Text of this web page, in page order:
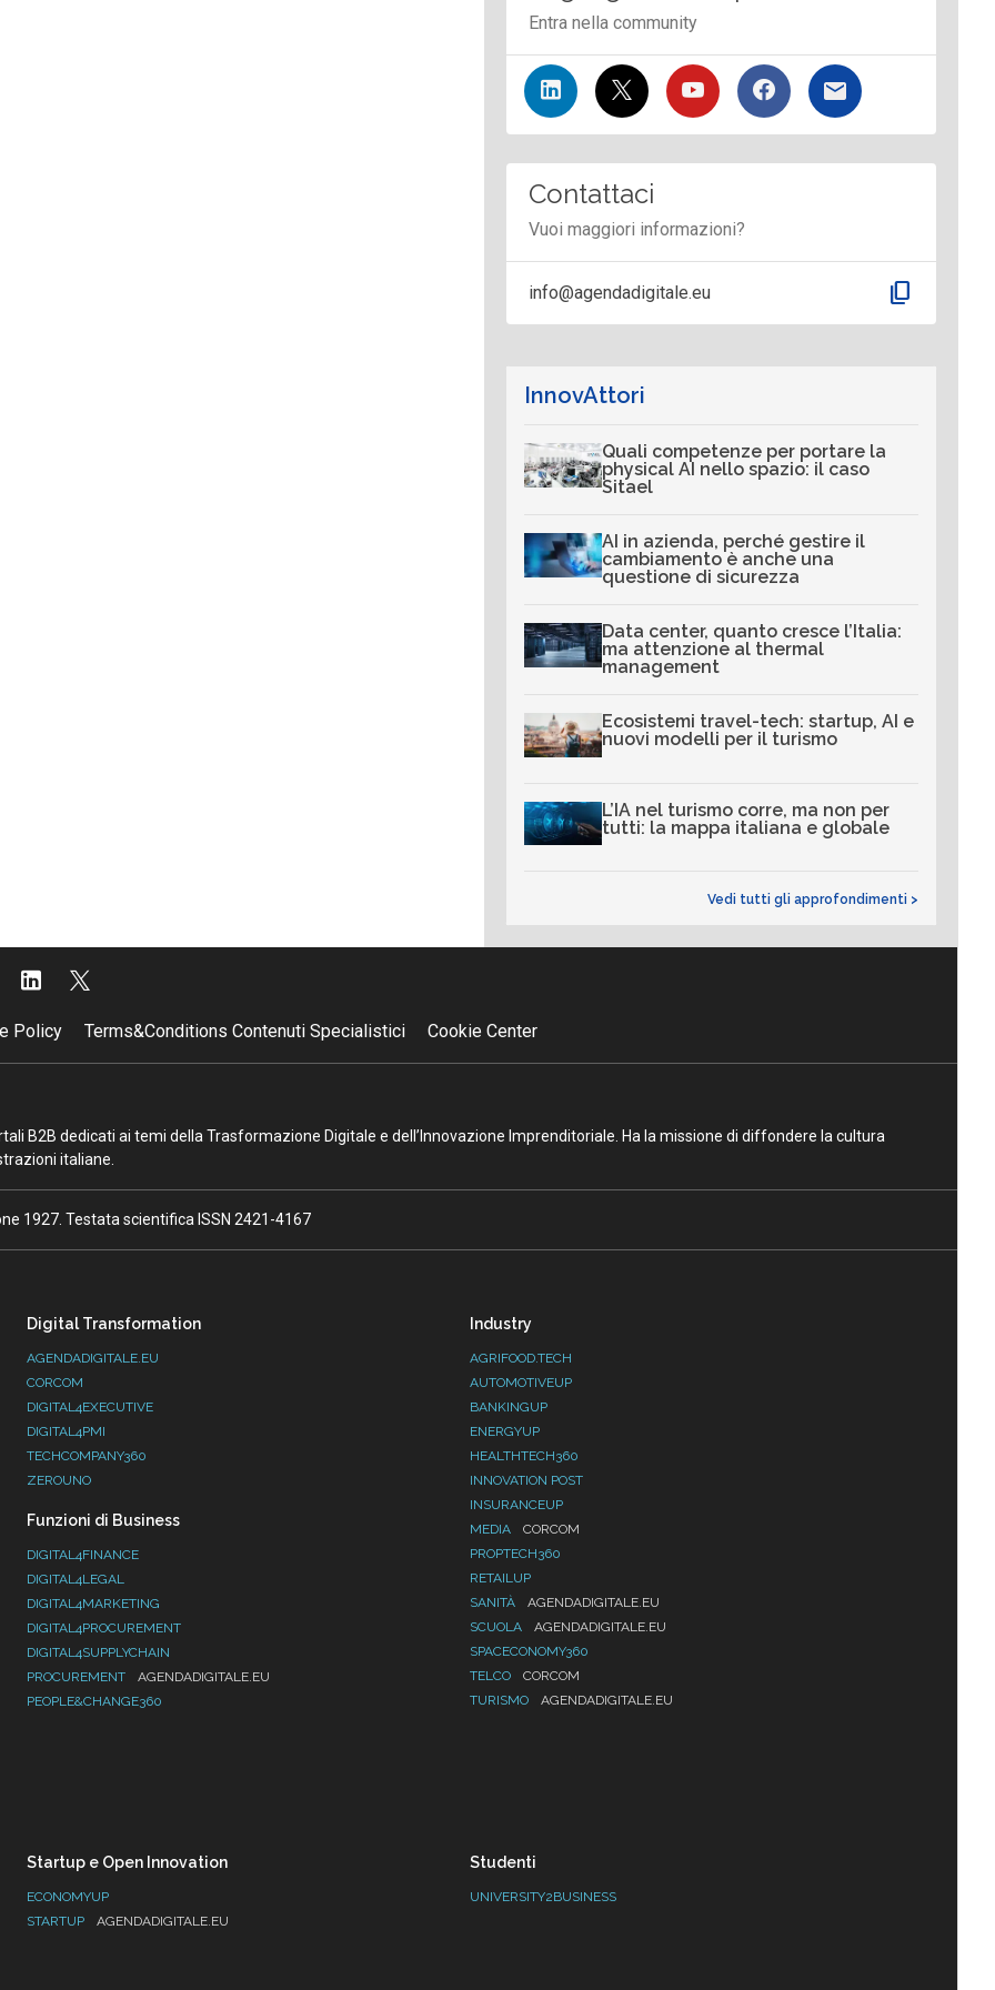
Entra nella community
Contattaci
Vuoi maggiori informazioni?
info@agendadigitale.eu content_copy
InnovAttori
Quali competenze per portare la
physical AI nello spazio: il caso
Sitael
AI in azienda, perché gestire il
cambiamento è anche una
questione di sicurezza
Data center, quanto cresce l’Italia:
ma attenzione al thermal
management
Ecosistemi travel-tech: startup, AI e
nuovi modelli per il turismo
L’IA nel turismo corre, ma non per
tutti: la mappa italiana e globale
Vedi tutti gli approfondimenti >
Policy Terms&Conditions Contenuti Specialistici Cookie Center
B2B dedicati ai temi della Trasformazione Digitale e dell’Innovazione Imprenditoriale. Ha la missione di diffondere la cultura
italiane.
1927. Testata scientifica ISSN 2421-4167
Digital Transformation
AGENDADIGITALE.EU
CORCOM
DIGITAL4EXECUTIVE
DIGITAL4PMI
TECHCOMPANY360
ZEROUNO
Funzioni di Business
DIGITAL4FINANCE
DIGITAL4LEGAL
DIGITAL4MARKETING
DIGITAL4PROCUREMENT
DIGITAL4SUPPLYCHAIN
PROCUREMENT
AGENDADIGITALE.EU
PEOPLE&CHANGE360
Industry
AGRIFOOD.TECH
AUTOMOTIVEUP
BANKINGUP
ENERGYUP
HEALTHTECH360
INNOVATION POST
INSURANCEUP
MEDIA
CORCOM
PROPTECH360
RETAILUP
SANITÀ
AGENDADIGITALE.EU
SCUOLA
AGENDADIGITALE.EU
SPACECONOMY360
TELCO
CORCOM
TURISMO
AGENDADIGITALE.EU
Startup e Open Innovation
ECONOMYUP
STARTUP
AGENDADIGITALE.EU
Studenti
UNIVERSITY2BUSINESS